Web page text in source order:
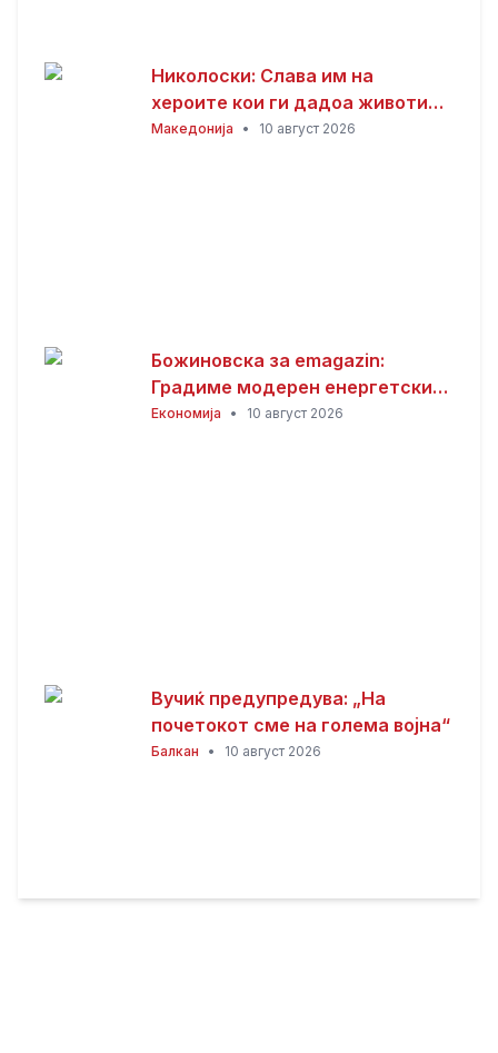
Николоски: Слава им на
хероите кои ги дадоа животите
за Македонија
Македонија • 10 август 2026
Божиновска за emagazin:
Градиме модерен енергетски
систем усогласен со
Економија • 10 август 2026
Вучиќ предупредува: „На
почетокот сме на голема војна“
Балкан • 10 август 2026